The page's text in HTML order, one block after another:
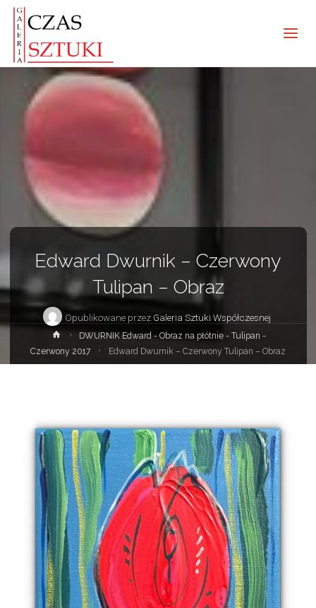
Edward Dwurnik – Czerwony
Tulipan – Obraz
Opublikowane przez Galeria Sztuki Współczesnej
Strona
główna
DWURNIK Edward - Obraz na płótnie - Tulipan -
Czerwony 2017
Edward Dwurnik – Czerwony Tulipan – Obraz